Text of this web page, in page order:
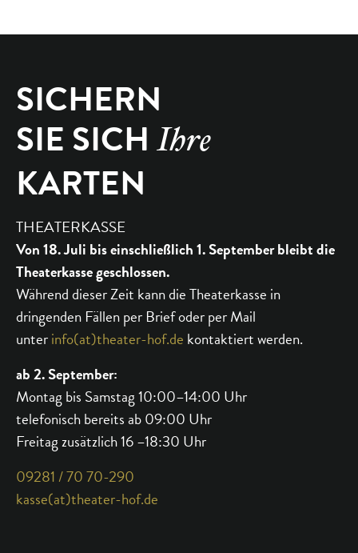
SICHERN
SIE SICH Ihre
KARTEN
THEATERKASSE
Von 18. Juli bis einschließlich 1. September bleibt die
Theaterkasse geschlossen.
Während dieser Zeit kann die Theaterkasse in
dringenden Fällen per Brief oder per Mail
unterinfo(at)theater-hof.de kontaktiert werden.
ab 2. September:
Montag bis Samstag 10:00–14:00 Uhr
telefonisch bereits ab 09:00 Uhr
Freitag zusätzlich 16 –18:30 Uhr
09281 / 70 70-290
kasse(at)theater-hof.de